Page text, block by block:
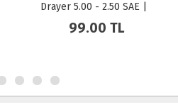
Drayer 6.35 - 6.35 SAE |
Bakır Kurutucu Filtre
168.85 TL